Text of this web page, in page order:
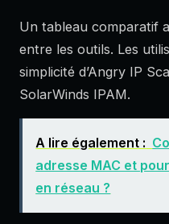
Un tableau comparatif
entre les outils. Les
simplicité d’Angry IP
SolarWinds IPAM.
A lire également :
adresse MAC et
en réseau ?